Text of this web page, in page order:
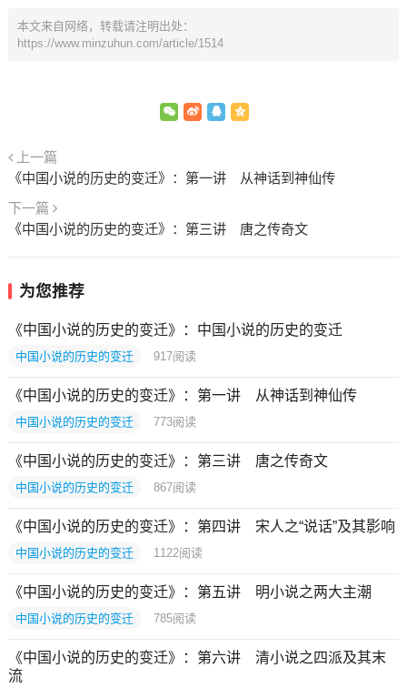
本文来自网络，转载请注明出处：
https://www.minzuhun.com/article/1514
上一篇
《中国小说的历史的变迁》：第一讲 从神话到神仙传
下一篇
《中国小说的历史的变迁》：第三讲 唐之传奇文
为您推荐
《中国小说的历史的变迁》：中国小说的历史的变迁
中国小说的历史的变迁 917阅读
《中国小说的历史的变迁》：第一讲 从神话到神仙传
中国小说的历史的变迁 773阅读
《中国小说的历史的变迁》：第三讲 唐之传奇文
中国小说的历史的变迁 867阅读
《中国小说的历史的变迁》：第四讲 宋人之“说话”及其影响
中国小说的历史的变迁 1122阅读
《中国小说的历史的变迁》：第五讲 明小说之两大主潮
中国小说的历史的变迁 785阅读
《中国小说的历史的变迁》：第六讲 清小说之四派及其末
流